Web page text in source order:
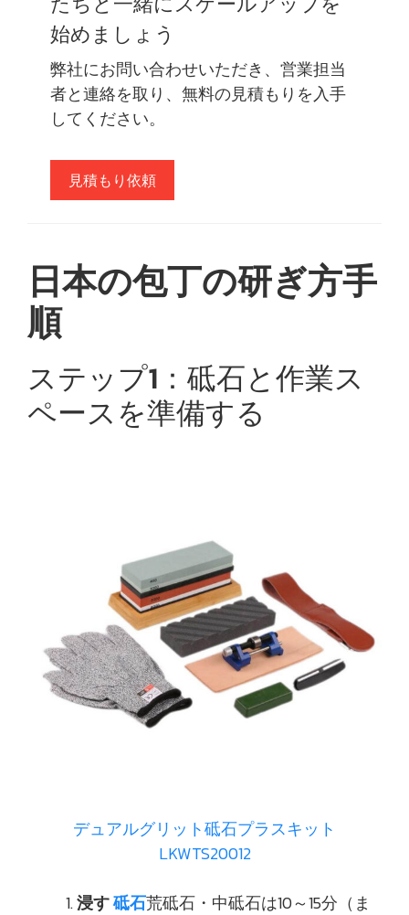
始めましょう
弊社にお問い合わせいただき、営業担当
者と連絡を取り、無料の見積もりを入手
してください。
見積もり依頼
日本の包丁の研ぎ方手
順
ステップ1：砥石と作業ス
ペースを準備する
デュアルグリット砥石プラスキット
LKWTS20012
浸す砥石荒砥石・中砥石は10～15分（ま